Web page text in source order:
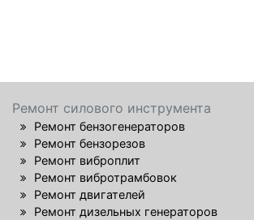
Ремонт силового инструмента
Ремонт бензогенераторов
Ремонт бензорезов
Ремонт виброплит
Ремонт вибротрамбовок
Ремонт двигателей
Ремонт дизельных генераторов